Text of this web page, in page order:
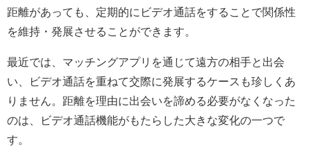
距離があっても、定期的にビデオ通話をすることで関係性
を維持・発展させることができます。
最近では、マッチングアプリを通じて遠方の相手と出会
い、ビデオ通話を重ねて交際に発展するケースも珍しくあ
りません。距離を理由に出会いを諦める必要がなくなった
のは、ビデオ通話機能がもたらした大きな変化の一つで
す。